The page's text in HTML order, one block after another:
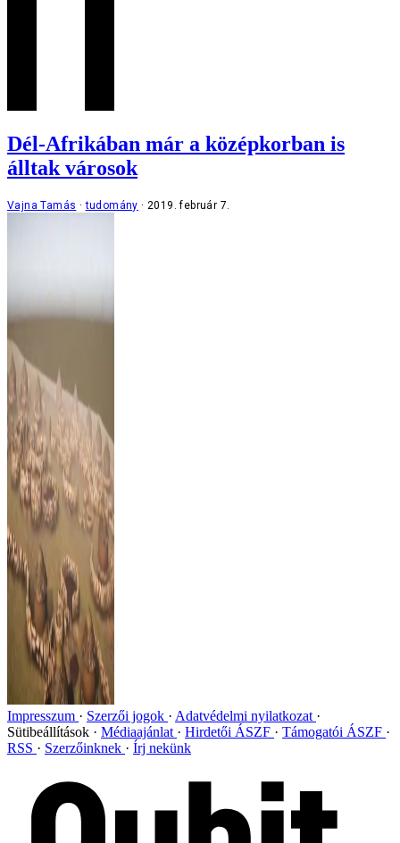
Dél-Afrikában már a középkorban is
álltak városok
Vajna Tamás tudomány 2019. február 7.
Impresszum Szerzői jogok
Adatvédelmi nyilatkozat
Sütibeállítások
Médiaajánlat Hirdetői ÁSZF
Támogatói ÁSZF
RSS
Szerzőinknek Írj nekünk